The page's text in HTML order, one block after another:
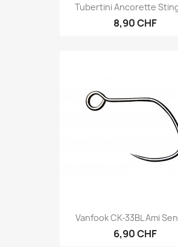
Tubertini Ancorette
8,90 CHF
Vanfook CK-33BL Ami
6,90 CHF